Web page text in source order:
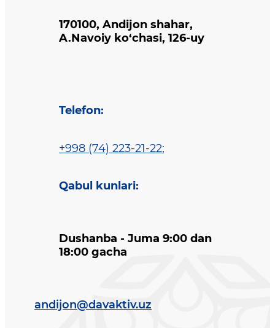
170100, Andijon shahar,
A.Navoiy ko‘chasi, 126-uy
Telefon:
+998 (74) 223-21-22;
Qabul kunlari:
Dushanba - Juma 9:00 dan
18:00 gacha
andijon@davaktiv.uz